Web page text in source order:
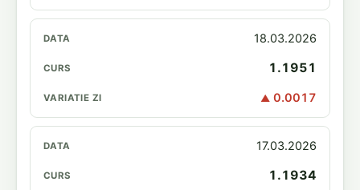
18.03.2026
1.1951
▲ 0.0017
17.03.2026
1.1934